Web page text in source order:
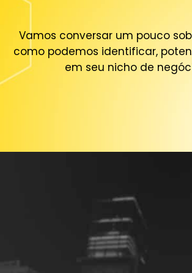
Vamos conversar um pouco
como podemos identificar,
em seu nicho de